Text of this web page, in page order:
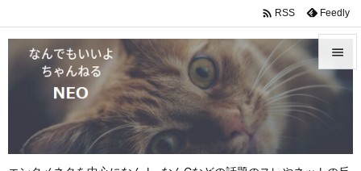


 RSS Feedly